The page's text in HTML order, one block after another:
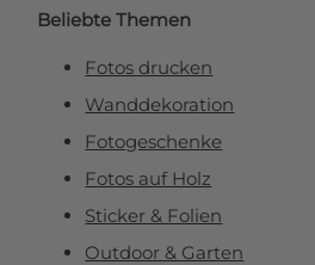
Beliebte Themen
Fotos drucken
Wanddekoration
Fotogeschenke
Fotos auf Holz
Sticker & Folien
Outdoor & Garten